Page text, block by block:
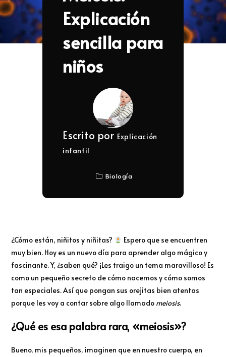
Explicación
sencilla para
niños
Escrito por Explicación
infantil
Biología
¿Cómo están, niñitos y niñitas?
Espero que se encuentren
muy bien. Hoy es un nuevo día para aprender algo mágico y
fascinante. Y, ¿saben qué? ¡Les traigo un tema maravilloso! Es
como un pequeño secreto de cómo nacemos y cómo somos
tan especiales. Así que pongan sus orejitas bien atentas
porque les voy a contar sobre algo llamado meiosis.
¿Qué es esa palabra rara, «meiosis»?
Bueno, mis pequeños, imaginen que en nuestro cuerpo, en